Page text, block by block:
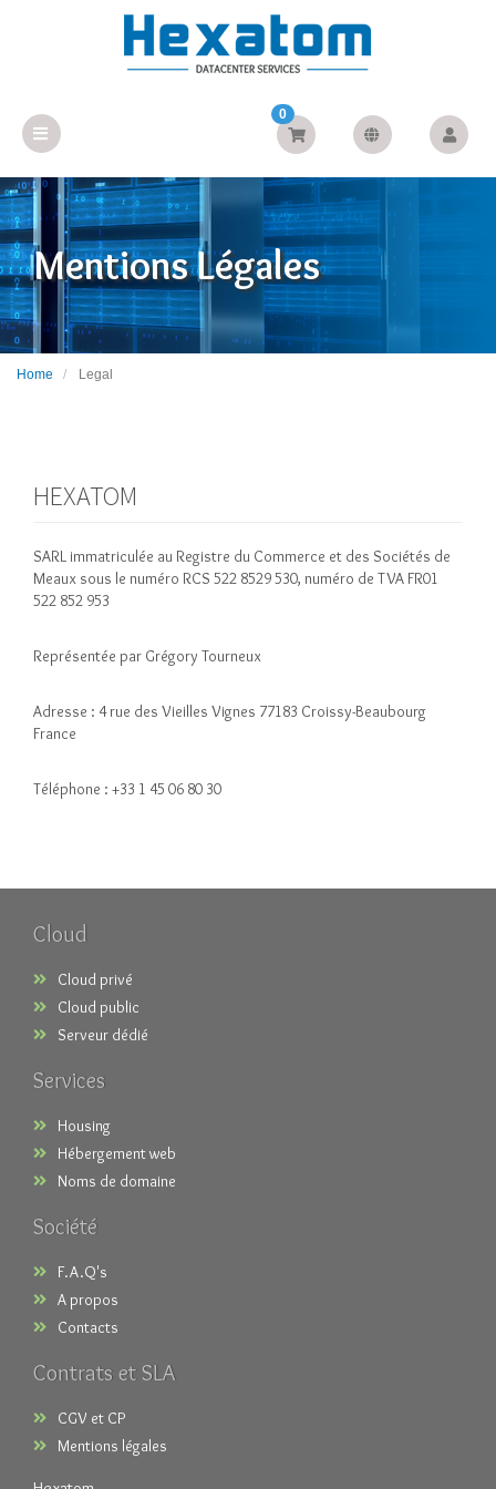
0
Mentions Légales
Home Legal
HEXATOM
SARL immatriculée au Registre du Commerce et des Sociétés de
Meaux sous le numéro RCS 522 8529 530, numéro de TVA FR01
522 852 953
Représentée par Grégory Tourneux
Adresse : 4 rue des Vieilles Vignes 77183 Croissy-Beaubourg
France
Téléphone : +33 1 45 06 80 30
Cloud
Cloud privé
Cloud public
Serveur dédié
Services
Housing
Hébergement web
Noms de domaine
Société
F.A.Q's
A propos
Contacts
Contrats et SLA
CGV et CP
Mentions légales